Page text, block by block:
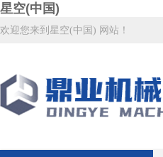
星空(中国)
欢迎您来到星空(中国) 网站！